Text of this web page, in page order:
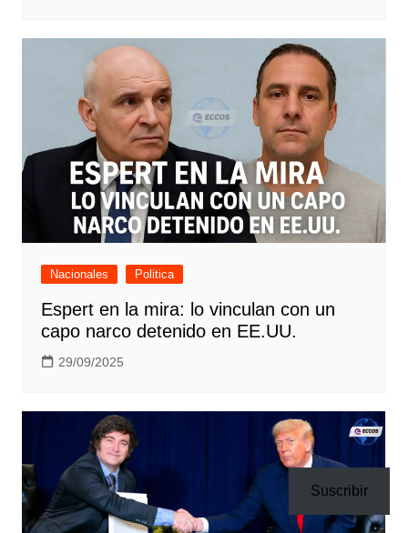
Nacionales Politica
Espert en la mira: lo vinculan con un
capo narco detenido en EE.UU.
29/09/2025
Suscribir